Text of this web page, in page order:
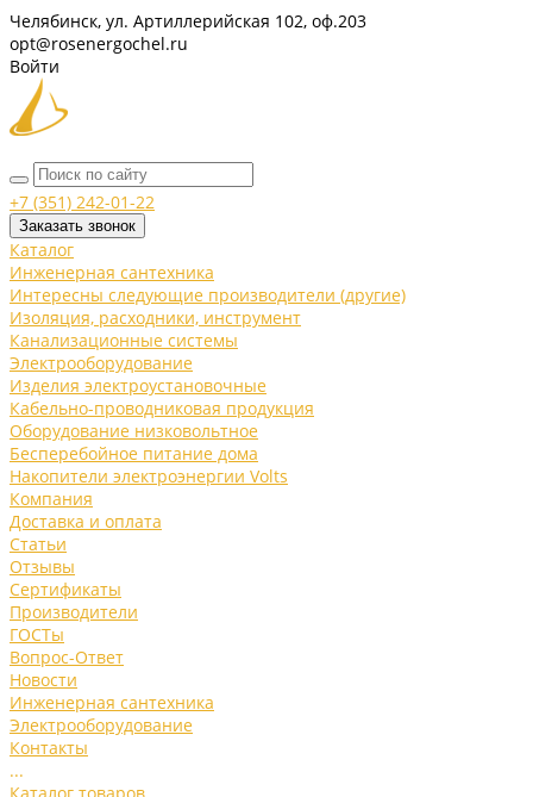
Челябинск, ул. Артиллерийская 102, оф.203
opt@rosenergochel.ru
Войти
+7 (351) 242-01-22
Заказать звонок
Каталог
Инженерная сантехника
Интересны следующие производители (другие)
Изоляция, расходники, инструмент
Канализационные системы
Электрооборудование
Изделия электроустановочные
Кабельно-проводниковая продукция
Оборудование низковольтное
Бесперебойное питание дома
Накопители электроэнергии Volts
Компания
Доставка и оплата
Статьи
Отзывы
Сертификаты
Производители
ГОСТы
Вопрос-Ответ
Новости
Инженерная сантехника
Электрооборудование
Контакты
...